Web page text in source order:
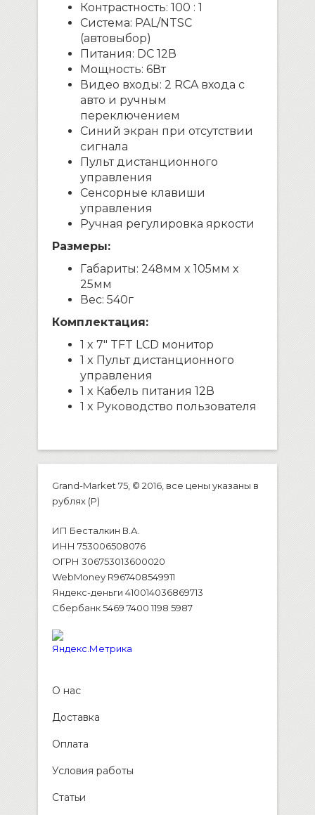
Контрастность: 100 : 1
Система: PAL/NTSC
(автовыбор)
Питания: DC 12В
Мощность: 6Вт
Видео входы: 2 RCA входа с
авто и ручным
переключением
Синий экран при отсутствии
сигнала
Пульт дистанционного
управления
Сенсорные клавиши
управления
Ручная регулировка яркости
Размеры:
Габариты: 248мм x 105мм x
25мм
Вес: 540г
Комплектация:
1 x 7″ TFT LCD монитор
1 x Пульт дистанционного
управления
1 x Кабель питания 12В
1 x Руководство пользователя
Grand-Market 75, © 2016, все цены указаны в
рублях (P)
ИП Бесталкин В.А.
ИНН 753006508076
ОГРН 306753013600020
WebMoney R967408549911
Яндекс-деньги 410014036869713
Сбербанк 5469 7400 1198 5987
О нас
Доставка
Оплата
Условия работы
Статьи